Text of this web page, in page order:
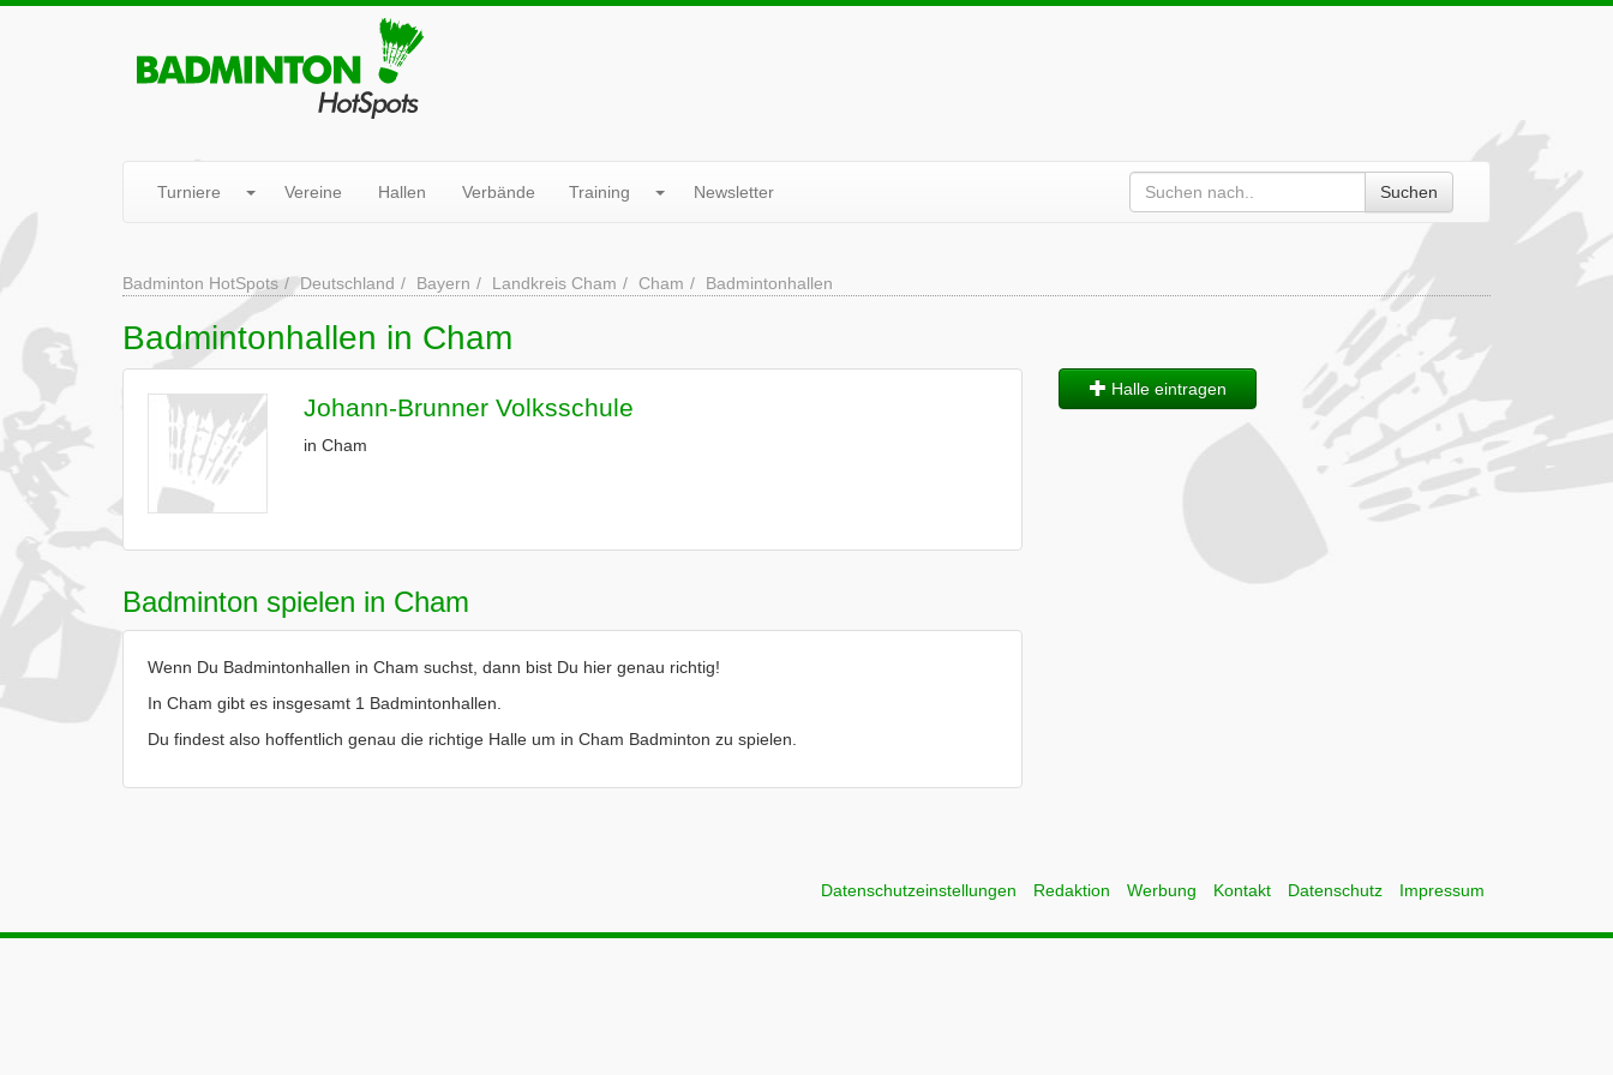
Turniere Vereine Hallen Verbände Training Newsletter Suchen
Badminton HotSpots Deutschland Bayern Landkreis Cham Cham Badmintonhallen
Badmintonhallen in Cham
Johann-Brunner Volksschule
in Cham
Badminton spielen in Cham
Wenn Du Badmintonhallen in Cham suchst, dann bist Du hier genau richtig!
In Cham gibt es insgesamt 1 Badmintonhallen.
Du findest also hoffentlich genau die richtige Halle um in Cham Badminton zu spielen.
Halle eintragen
Datenschutzeinstellungen Redaktion Werbung Kontakt Datenschutz Impressum